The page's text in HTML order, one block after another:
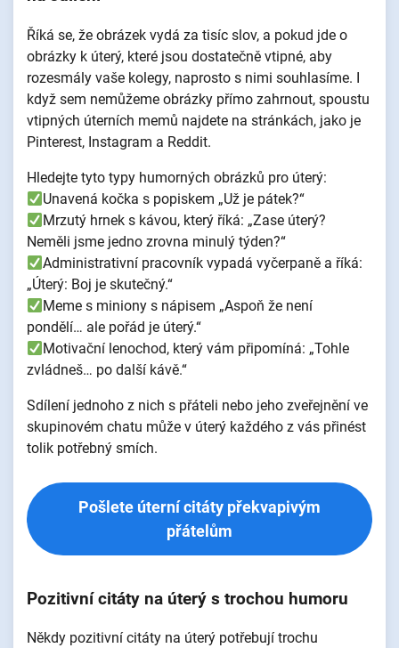
Říká se, že obrázek vydá za tisíc slov, a pokud jde o
obrázky k úterý, které jsou dostatečně vtipné, aby
rozesmály vaše kolegy, naprosto s nimi souhlasíme. I
když sem nemůžeme obrázky přímo zahrnout, spoustu
vtipných úterních memů najdete na stránkách, jako je
Pinterest, Instagram a Reddit.
Hledejte tyto typy humorných obrázků pro úterý:
Unavená kočka s popiskem „Už je pátek?“
Mrzutý hrnek s kávou, který říká: „Zase úterý?
Neměli jsme jedno zrovna minulý týden?“
Administrativní pracovník vypadá vyčerpaně a říká:
„Úterý: Boj je skutečný.“
Meme s miniony s nápisem „Aspoň že není
pondělí… ale pořád je úterý.“
Motivační lenochod, který vám připomíná: „Tohle
zvládneš… po další kávě.“
Sdílení jednoho z nich s přáteli nebo jeho zveřejnění ve
skupinovém chatu může v úterý každého z vás přinést
tolik potřebný smích.
Pošlete úterní citáty překvapivým
přátelům
Pozitivní citáty na úterý s trochou humoru
Někdy pozitivní citáty na úterý potřebují trochu